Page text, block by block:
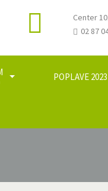
Center
02 87
POPLAVE 2023